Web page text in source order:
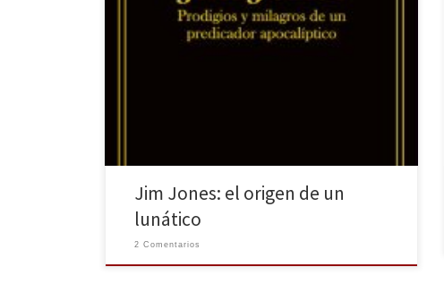
Conocí el suceso de Jonestown por el documental
seriado Wild Wild Country que se puede ver en la
Jim Jones: el origen de un
lunático
2 Comentarios